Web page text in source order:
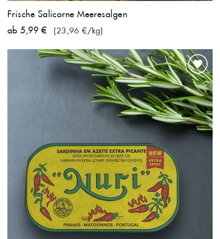
Frische Salicorne Meeresalgen
ab 5,99 €
(23,96 €/kg)